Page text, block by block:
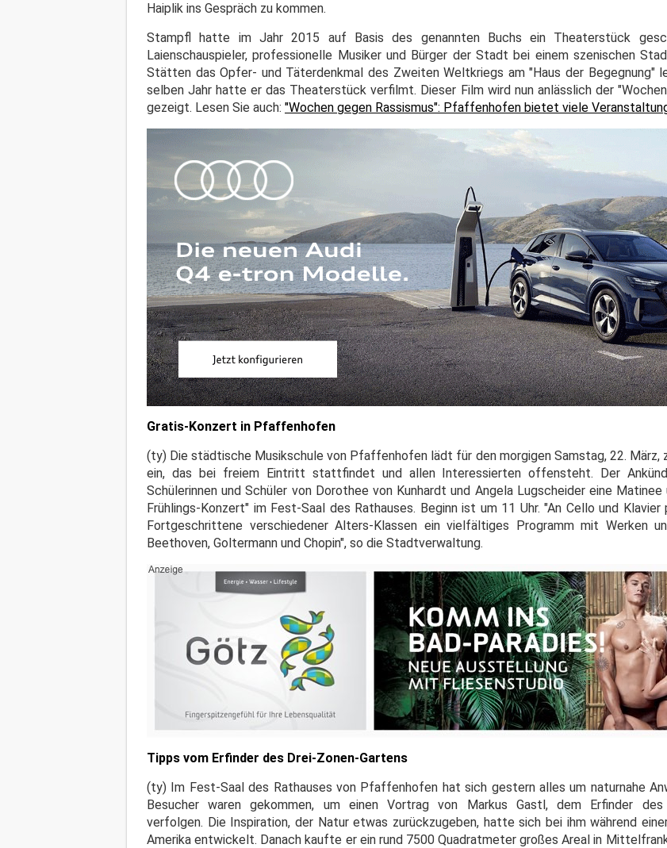
Haiplik ins Gespräch zu kommen.
Stampfl hatte im Jahr 2015 auf Basis des genannten Buchs ein Theaterstück
Laienschauspieler, professionelle Musiker und Bürger der Stadt bei einem szenischen
Stätten das Opfer- und Täterdenkmal des Zweiten Weltkriegs am "Haus der Begegnung"
selben Jahr hatte er das Theaterstück verfilmt. Dieser Film wird nun anlässlich der
gezeigt. Lesen Sie auch: "Wochen gegen Rassismus": Pfaffenhofen bietet viele
Gratis-Konzert in Pfaffenhofen
(ty) Die städtische Musikschule von Pfaffenhofen lädt für den morgigen Samstag, 22. März,
ein, das bei freiem Eintritt stattfindet und allen Interessierten offensteht. Der
Schülerinnen und Schüler von Dorothee von Kunhardt und Angela Lugscheider eine
Frühlings-Konzert" im Fest-Saal des Rathauses. Beginn ist um 11 Uhr. "An Cello und
Fortgeschrittene verschiedener Alters-Klassen ein vielfältiges Programm mit Werken
Beethoven, Goltermann und Chopin", so die Stadtverwaltung.
Tipps vom Erfinder des Drei-Zonen-Gartens
(ty) Im Fest-Saal des Rathauses von Pfaffenhofen hat sich gestern alles um naturnahe
Besucher waren gekommen, um einen Vortrag von Markus Gastl, dem Erfinder des
verfolgen. Die Inspiration, der Natur etwas zurückzugeben, hatte sich bei ihm während
Amerika entwickelt. Danach kaufte er ein rund 7500 Quadratmeter großes Areal in